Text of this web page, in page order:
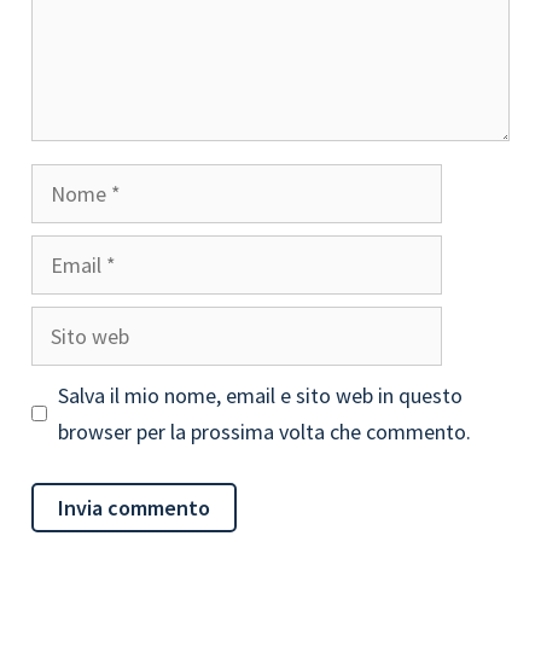
Nome
Email
Sito
web
Salva il mio nome, email e sito web in questo
browser per la prossima volta che commento.